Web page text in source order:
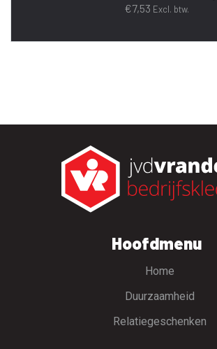
€7,53 Excl. btw.
Hoofdmenu
Home
Duurzaamheid
Relatiegeschenken